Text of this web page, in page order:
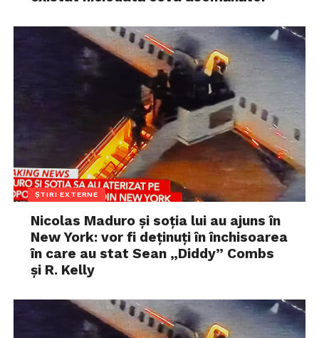
ȘTIRI EXTERNE
Nicolas Maduro și soția lui au ajuns în
New York: vor fi deținuți în închisoarea
în care au stat Sean „Diddy” Combs
și R. Kelly